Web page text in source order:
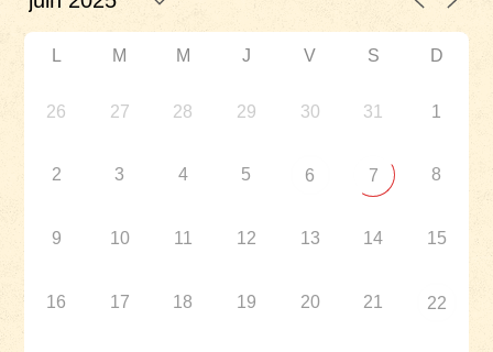
L M M J V S D
26 27 28 29 30 31 1
2 3 4 5 6 7 8
9 10 11 12 13 14 15
16 17 18 19 20 21 22